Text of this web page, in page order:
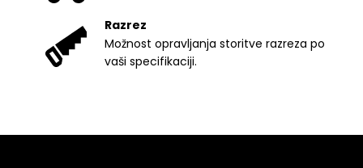
Razrez
Možnost opravljanja storitve razreza po
vaši specifikaciji.